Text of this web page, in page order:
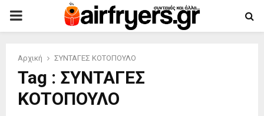
PRIMARY
Αρχική ΣΥΝΤΑΓΕΣ ΚΟΤΟΠΟΥΛΟ
Tag : ΣΥΝΤΑΓΕΣ
ΚΟΤΟΠΟΥΛΟ